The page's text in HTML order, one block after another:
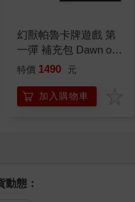
幻獸帕魯卡牌遊戲 第
一彈 補充包 Dawn of
Palpagos（日文版一
特價 1490 元
加入購物車
態：